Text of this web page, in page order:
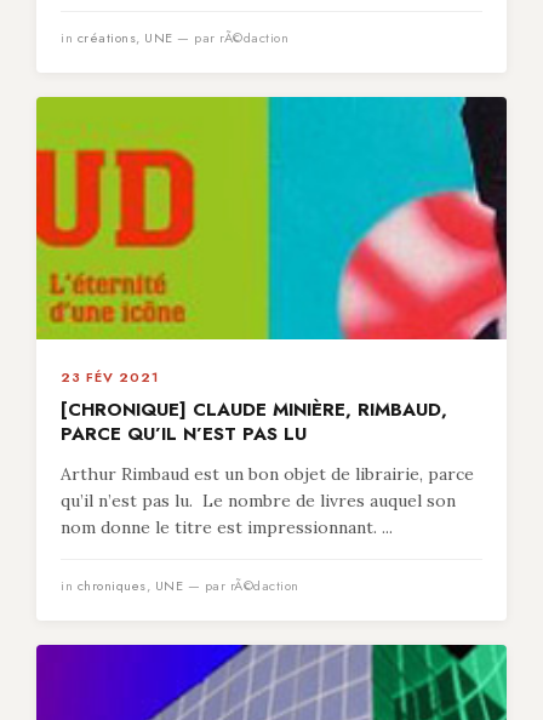
in créations, UNE — par rÃ©daction
23 FÉV 2021
[CHRONIQUE] CLAUDE MINIÈRE, RIMBAUD,
PARCE QU’IL N’EST PAS LU
Arthur Rimbaud est un bon objet de librairie, parce
qu’il n’est pas lu. Le nombre de livres auquel son
nom donne le titre est impressionnant. ...
in chroniques, UNE — par rÃ©daction